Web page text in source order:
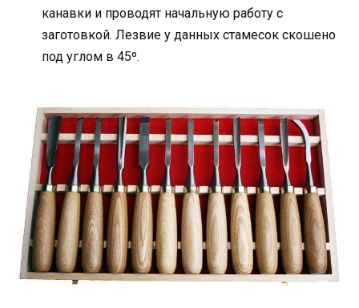
канавки и проводят начальную работу с
заготовкой. Лезвие у данных стамесок скошено
под углом в 45º.